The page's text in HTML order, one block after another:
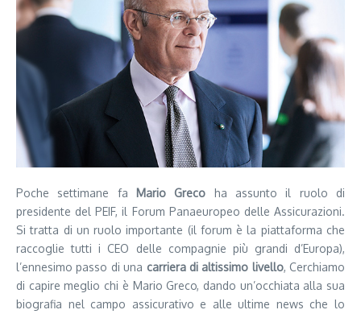
Poche settimane fa Mario Greco ha assunto il ruolo di
presidente del PEIF, il Forum Panaeuropeo delle Assicurazioni.
Si tratta di un ruolo importante (il forum è la piattaforma che
raccoglie tutti i CEO delle compagnie più grandi d’Europa),
l’ennesimo passo di una carriera di altissimo livello, Cerchiamo
di capire meglio chi è Mario Greco, dando un’occhiata alla sua
biografia nel campo assicurativo e alle ultime news che lo